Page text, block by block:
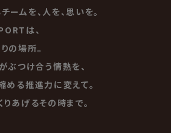
ムを、人を、思いを。
は、
の場所。
ぶつけ合う情熱を、
める推進力に変えて。
あげるその時まで。